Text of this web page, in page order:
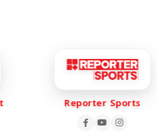
Reporter Sports